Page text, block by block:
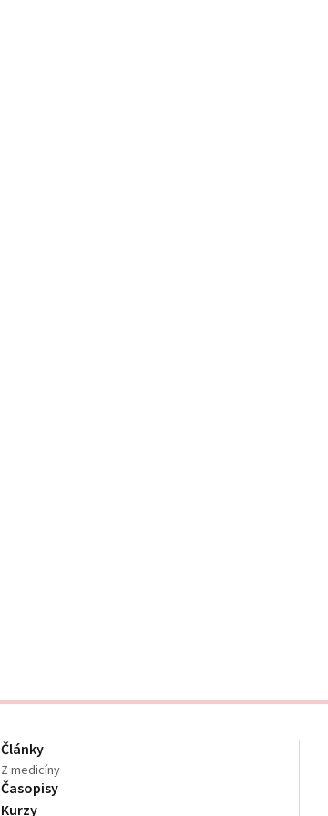
Články
Z medicíny
Časopisy
Kurzy